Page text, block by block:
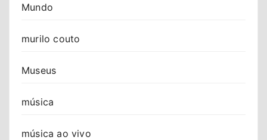
Mundo
murilo couto
Museus
música
música ao vivo